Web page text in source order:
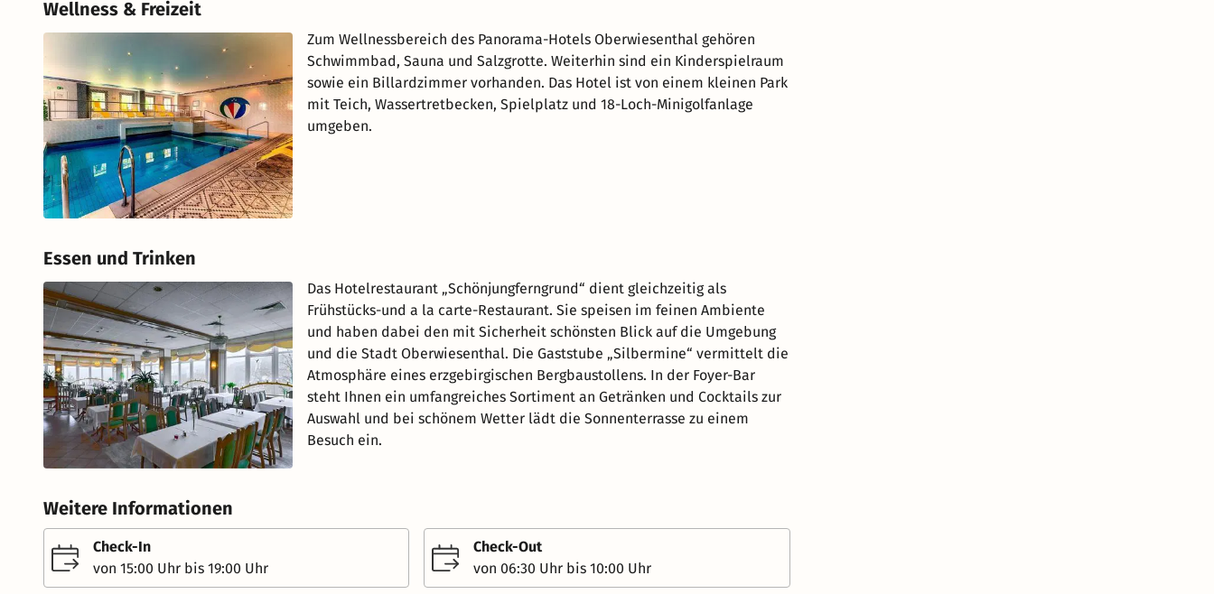
Wellness & Freizeit
Zum Wellnessbereich des Panorama-Hotels Oberwiesenthal gehören
Schwimmbad, Sauna und Salzgrotte. Weiterhin sind ein Kinderspielraum
sowie ein Billardzimmer vorhanden. Das Hotel ist von einem kleinen Park
mit Teich, Wassertretbecken, Spielplatz und 18-Loch-Minigolfanlage
umgeben.
Essen und Trinken
Das Hotelrestaurant „Schönjungferngrund“ dient gleichzeitig als
Frühstücks-und a la carte-Restaurant. Sie speisen im feinen Ambiente
und haben dabei den mit Sicherheit schönsten Blick auf die Umgebung
und die Stadt Oberwiesenthal. Die Gaststube „Silbermine“ vermittelt die
Atmosphäre eines erzgebirgischen Bergbaustollens. In der Foyer-Bar
steht Ihnen ein umfangreiches Sortiment an Getränken und Cocktails zur
Auswahl und bei schönem Wetter lädt die Sonnenterrasse zu einem
Besuch ein.
Weitere Informationen
Check-In
von 15:00 Uhr bis 19:00 Uhr
Check-Out
von 06:30 Uhr bis 10:00 Uhr